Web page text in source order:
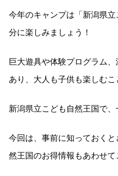
今年のキャンプは「新潟県
分に楽しみましょう！
巨大遊具や体験プログラム
あり、大人も子供も楽しむこ
新潟県立こども自然王国で
今回は、事前に知っておく
然王国のお得情報もあわせて